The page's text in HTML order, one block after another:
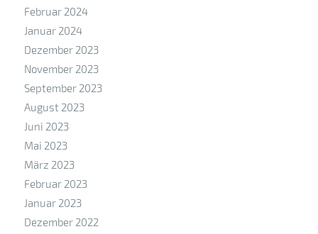
Februar 2024
Januar 2024
Dezember 2023
November 2023
September 2023
August 2023
Juni 2023
Mai 2023
März 2023
Februar 2023
Januar 2023
Dezember 2022